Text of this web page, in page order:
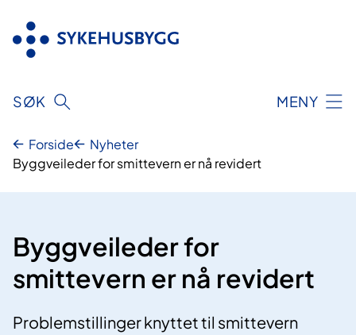
innhold
SØK MENY
Forside
Nyheter
Byggveileder for smittevern er nå revidert
Byggveileder for
smittevern er nå revidert
Problemstillinger knyttet til smittevern